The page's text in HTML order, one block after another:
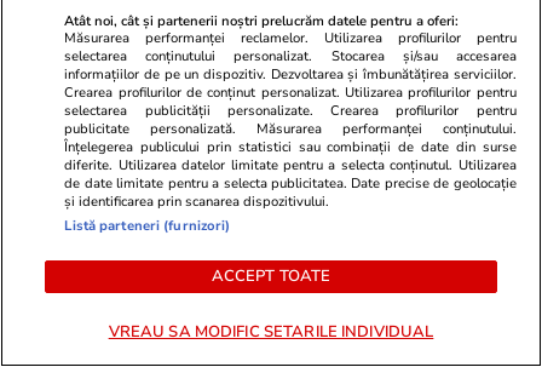
Semnele deshidratării și cum să
o previi
Lifestyle
De ce să nu păstrezi cartofii
lângă ceapă
Atât noi, cât și partenerii noștri prelucrăm datele pentru a oferi:
Măsurarea performanței reclamelor. Utilizarea profilurilor pentru
selectarea conținutului personalizat. Stocarea și/sau accesarea
informațiilor de pe un dispozitiv. Dezvoltarea și îmbunătățirea serviciilor.
Crearea profilurilor de conținut personalizat. Utilizarea profilurilor pentru
selectarea publicității personalizate. Crearea profilurilor pentru
publicitate personalizată. Măsurarea performanței conținutului.
Înțelegerea publicului prin statistici sau combinații de date din surse
diferite. Utilizarea datelor limitate pentru a selecta conținutul. Utilizarea
de date limitate pentru a selecta publicitatea. Date precise de geolocație
și identificarea prin scanarea dispozitivului.
Listă parteneri (furnizori)
ACCEPT TOATE
VREAU SA MODIFIC SETARILE INDIVIDUAL